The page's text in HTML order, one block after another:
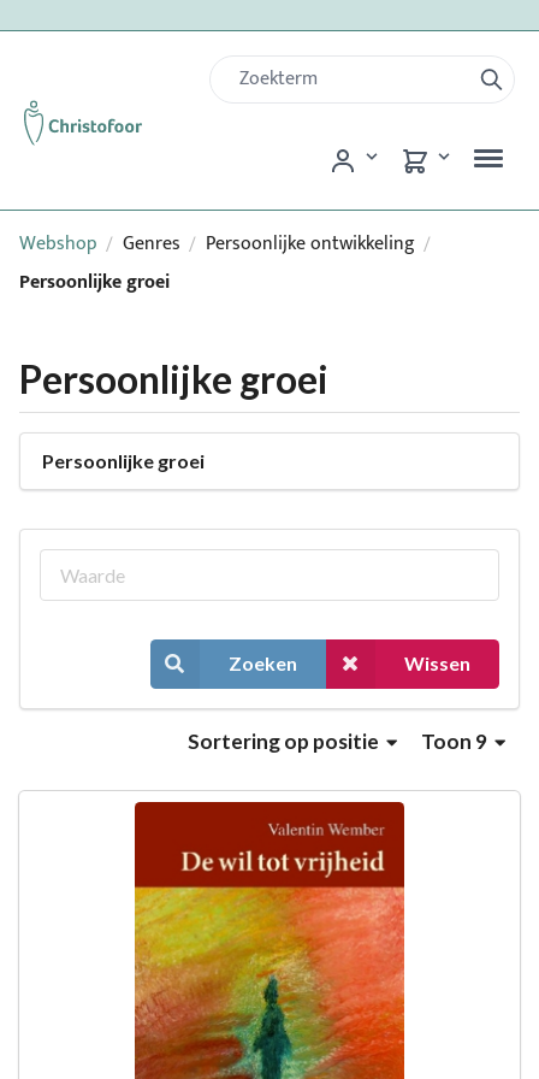
Webshop / Genres / Persoonlijke ontwikkeling /
Persoonlijke groei
Persoonlijke groei
Persoonlijke groei
Zoeken Wissen
Toon 9
Sorteringop positie